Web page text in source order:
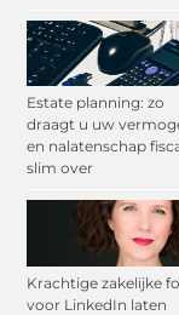
Estate planning: zo
draagt u uw
en nalatenschap
slim over
Krachtige zakelijke
voor LinkedIn laten